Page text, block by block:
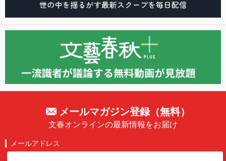
メールマガジン登録（無料）
文春オンラインの最新情報をお届け
メールアドレス